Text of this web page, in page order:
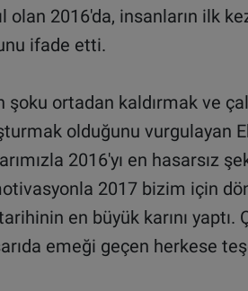
olan 2016'da, insanların ilk
ifade etti.
şoku ortadan kaldırmak ve
olduğunu vurgulayan
2016'yı en hasarsız
2017 bizim için
en büyük karını yaptı.
emeği geçen herkese